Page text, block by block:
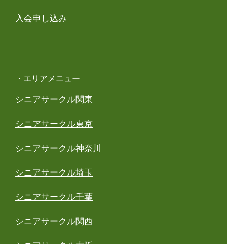
入会申し込み
・エリアメニュー
シニアサークル関東
シニアサークル東京
シニアサークル神奈川
シニアサークル埼玉
シニアサークル千葉
シニアサークル関西